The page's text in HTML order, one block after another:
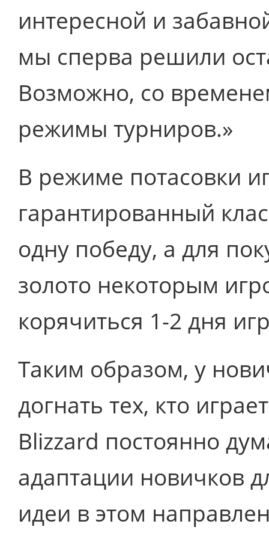
интересной и
мы сперва решили
Возможно, со
режимы турниров.»
В режиме потасовки
гарантированный
одну победу, а для
золото некоторым
корячиться 1-2 дня
Таким образом, у
догнать тех, кто
Blizzard постоянно
адаптации новичков
идеи в этом